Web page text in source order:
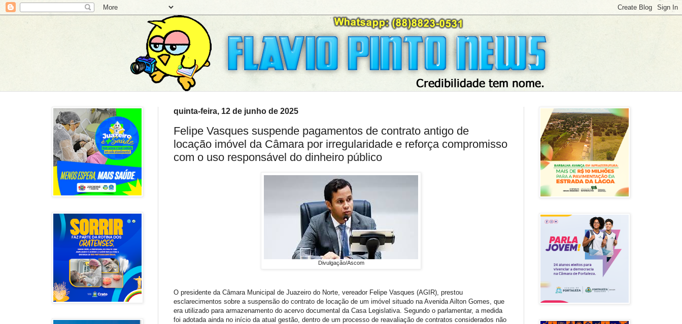
quinta-feira, 12 de junho de 2025
Felipe Vasques suspende pagamentos de contrato antigo de
locação imóvel da Câmara por irregularidade e reforça compromisso
com o uso responsável do dinheiro público
Divulgação/Ascom
O presidente da Câmara Municipal de Juazeiro do Norte, vereador Felipe Vasques (AGIR), prestou
esclarecimentos sobre a suspensão do contrato de locação de um imóvel situado na Avenida Ailton Gomes, que
era utilizado para armazenamento do acervo documental da Casa Legislativa. Segundo o parlamentar, a medida
foi adotada ainda no início da atual gestão, dentro de um processo de reavaliação de contratos considerados não